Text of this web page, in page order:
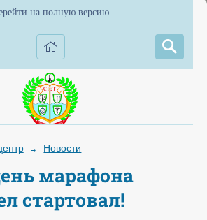
на полную версию
→ Новости
марафона
стартовал!